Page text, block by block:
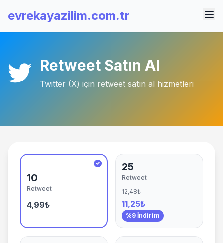
evrekayazilim.com.tr
Retweet Satın Al
Twitter (X) için retweet satın al hizmetleri
10
Retweet
4,99₺
25
Retweet
12,48₺
11,25₺
%9 İndirim